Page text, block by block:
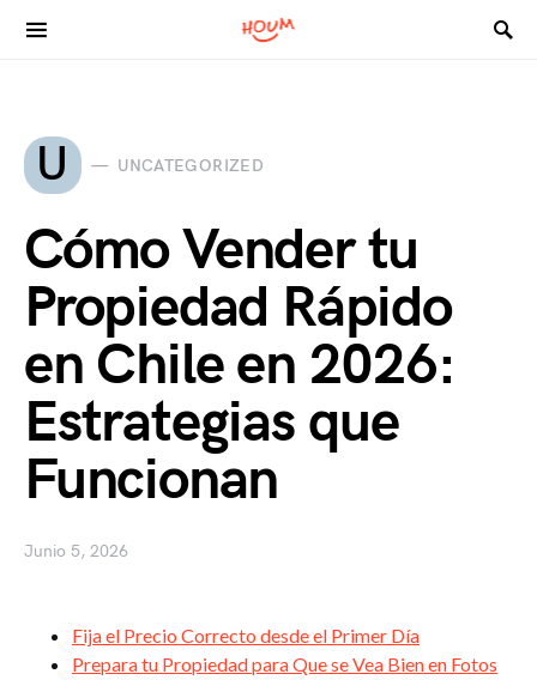
Search for:
U UNCATEGORIZED
Cómo Vender tu
Propiedad Rápido
en Chile en 2026:
Estrategias que
Funcionan
Junio 5, 2026
Fija el Precio Correcto desde el Primer Día
Prepara tu Propiedad para Que se Vea Bien en Fotos